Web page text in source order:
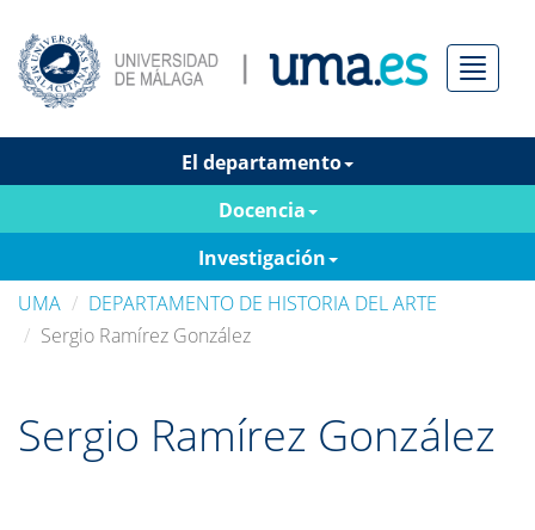
Menú
El departamento
Docencia
Investigación
UMA
DEPARTAMENTO DE HISTORIA DEL ARTE
Sergio Ramírez González
Sergio Ramírez González